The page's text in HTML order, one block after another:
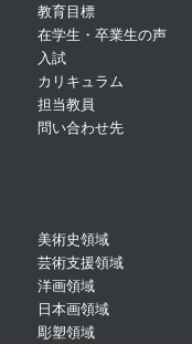
教育目標
在学生・卒業生の声
入試
カリキュラム
担当教員
問い合わせ先
美術史領域
芸術支援領域
洋画領域
日本画領域
彫塑領域